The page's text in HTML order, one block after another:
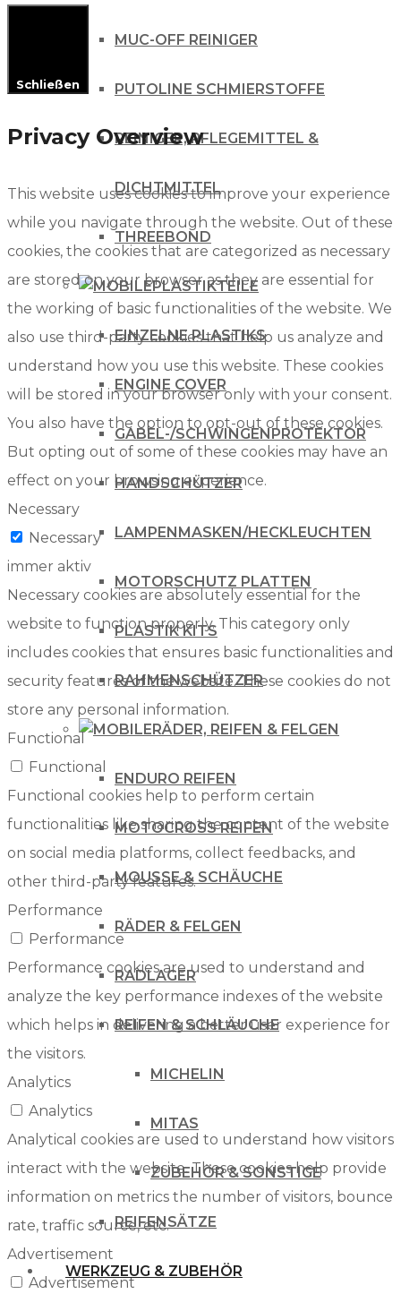
MUC-OFF REINIGER
PUTOLINE SCHMIERSTOFFE
REINIGER, PFLEGEMITTEL &
DICHTMITTEL
THREEBOND
PLASTIKTEILE
EINZELNE PLASTIKS
ENGINE COVER
GABEL-/SCHWINGENPROTEKTOR
HANDSCHÜTZER
LAMPENMASKEN/HECKLEUCHTEN
MOTORSCHUTZ PLATTEN
PLASTIK KITS
RAHMENSCHÜTZER
RÄDER, REIFEN & FELGEN
ENDURO REIFEN
MOTOCROSS REIFEN
MOUSSE & SCHÄUCHE
RÄDER & FELGEN
RADLAGER
REIFEN & SCHLÄUCHE
MICHELIN
MITAS
ZUBEHÖR & SONSTIGE
REIFENSÄTZE
WERKZEUG & ZUBEHÖR
Schließen
Privacy Overview
This website uses cookies to improve your experience
while you navigate through the website. Out of these
cookies, the cookies that are categorized as necessary
are stored on your browser as they are essential for
the working of basic functionalities of the website. We
also use third-party cookies that help us analyze and
understand how you use this website. These cookies
will be stored in your browser only with your consent.
You also have the option to opt-out of these cookies.
But opting out of some of these cookies may have an
effect on your browsing experience.
Necessary
Necessary
immer aktiv
Necessary cookies are absolutely essential for the
website to function properly. This category only
includes cookies that ensures basic functionalities and
security features of the website. These cookies do not
store any personal information.
Functional
Functional
Functional cookies help to perform certain
functionalities like sharing the content of the website
on social media platforms, collect feedbacks, and
other third-party features.
Performance
Performance
Performance cookies are used to understand and
analyze the key performance indexes of the website
which helps in delivering a better user experience for
the visitors.
Analytics
Analytics
Analytical cookies are used to understand how visitors
interact with the website. These cookies help provide
information on metrics the number of visitors, bounce
rate, traffic source, etc.
Advertisement
Advertisement